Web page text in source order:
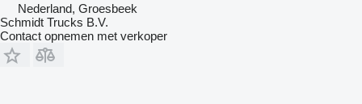
Nederland, Groesbeek
Schmidt Trucks B.V.
Contact opnemen met verkoper